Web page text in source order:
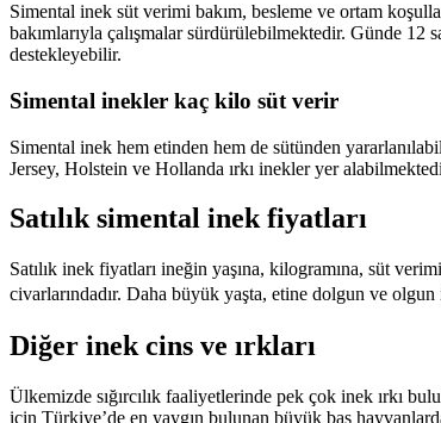
Simental inek süt verimi bakım, besleme ve ortam
bakımlarıyla çalışmalar sürdürülebilmektedir. Günde 12
destekleyebilir.
Simental inekler kaç kilo süt verir
Simental inek hem etinden hem de sütünden
Jersey, Holstein ve Hollanda ırkı inekler yer
Satılık simental inek fiyatları
Satılık inek fiyatları ineğin yaşına, kilogramına, süt
civarlarındadır. Daha büyük yaşta, etine dolgun ve
Diğer inek cins ve ırkları
Ülkemizde sığırcılık faaliyetlerinde pek çok inek ırkı
için Türkiye’de en yaygın bulunan büyük baş